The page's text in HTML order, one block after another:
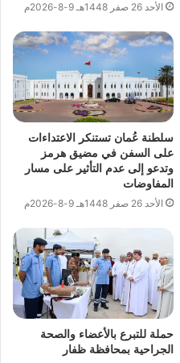
الأحد 26 صفر 1448هـ 9-8-2026م
سلطنة عُمان تستنكر الاعتداءات
على السفن في مضيق هرمز
وتدعو إلى عدم التأثير على مسار
المفاوضات
الأحد 26 صفر 1448هـ 9-8-2026م
حملة للتبرع بالأعضاء والصحة
الجراحية بمحافظة ظفار